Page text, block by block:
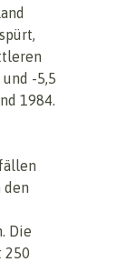
-5,5
1984.
den
Die
250